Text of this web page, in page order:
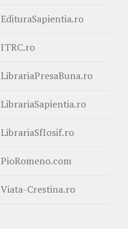
EdituraSapientia.ro
ITRC.ro
LibrariaPresaBuna.ro
LibrariaSapientia.ro
LibrariaSfIosif.ro
PioRomeno.com
Viata-Crestina.ro